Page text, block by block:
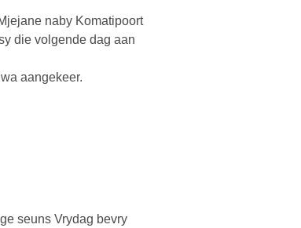
naby Komatipoort
die volgende dag aan
aangekeer.
seuns Vrydag bevry